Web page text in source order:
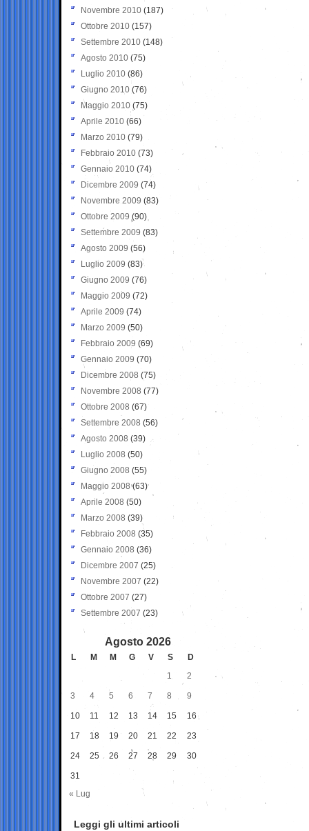
Novembre 2010 (187)
Ottobre 2010 (157)
Settembre 2010 (148)
Agosto 2010 (75)
Luglio 2010 (86)
Giugno 2010 (76)
Maggio 2010 (75)
Aprile 2010 (66)
Marzo 2010 (79)
Febbraio 2010 (73)
Gennaio 2010 (74)
Dicembre 2009 (74)
Novembre 2009 (83)
Ottobre 2009 (90)
Settembre 2009 (83)
Agosto 2009 (56)
Luglio 2009 (83)
Giugno 2009 (76)
Maggio 2009 (72)
Aprile 2009 (74)
Marzo 2009 (50)
Febbraio 2009 (69)
Gennaio 2009 (70)
Dicembre 2008 (75)
Novembre 2008 (77)
Ottobre 2008 (67)
Settembre 2008 (56)
Agosto 2008 (39)
Luglio 2008 (50)
Giugno 2008 (55)
Maggio 2008(63)
Aprile 2008 (50)
Marzo 2008 (39)
Febbraio 2008 (35)
Gennaio 2008 (36)
Dicembre 2007 (25)
Novembre 2007 (22)
Ottobre 2007 (27)
Settembre 2007 (23)
Agosto 2026
L M M G V S
D
1
2
3 4 5 6 7 8 9
10 11 12 13 14 15 16
17 18 19 20 21 22 23
24 25 26 27 28 29 30
31
« Lug
Leggi gli ultimi articoli